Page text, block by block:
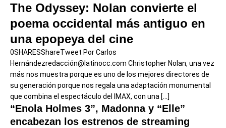
The Odyssey: Nolan convierte el
poema occidental más antiguo en
una epopeya del cine
0SHARESShareTweet Por Carlos
Hernándezredacción@latinocc.com Christopher Nolan, una vez
más nos muestra porque es uno de los mejores directores de
su generación porque nos regala una adaptación monumental
que combina el espectáculo del IMAX, con una [...]
“Enola Holmes 3”, Madonna y “Elle”
encabezan los estrenos de streaming